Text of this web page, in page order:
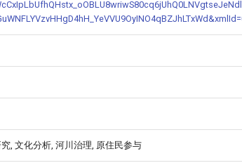
, 文化分析, 河川治理, 原住民参与